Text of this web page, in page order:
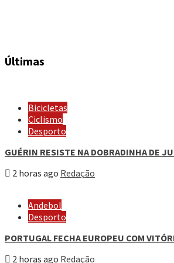
Últimas
Bicicletas
Ciclismo
Desporto
GUÉRIN RESISTE NA DOBRADINHA DE
2 horas ago Redação
Andebol
Desporto
PORTUGAL FECHA EUROPEU COM
2 horas ago Redação